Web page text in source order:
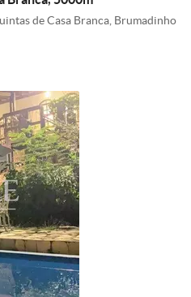
de Casa Branca, Brumadinho